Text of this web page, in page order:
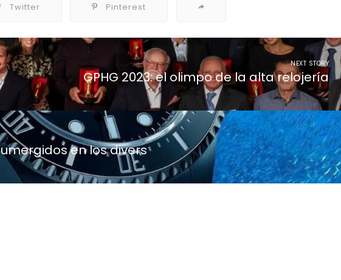
Twitter Pinterest
NEXT STORY
GPHG 2023: el olimpo de la alta relojería
en los divers